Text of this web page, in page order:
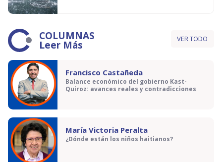
COLUMNAS
Leer Más VER TODO
Francisco Castañeda
Balance económico del gobierno Kast-
Quiroz: avances reales y contradicciones
María Victoria Peralta
¿Dónde están los niños haitianos?